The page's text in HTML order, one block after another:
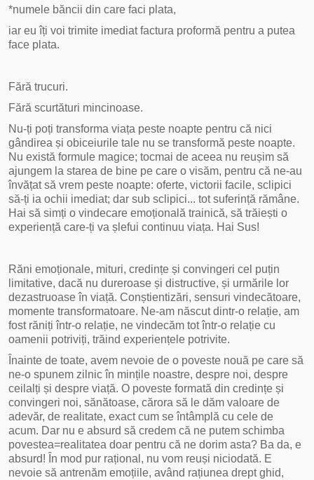
*numele băncii din care faci plata,
iar eu îți voi trimite imediat factura proformă pentru a putea
face plata.
Fără trucuri.
Fără scurtături mincinoase.
Nu-ți poți transforma viața peste noapte pentru că nici
gândirea și obiceiurile tale nu se transformă peste noapte.
Nu există formule magice; tocmai de aceea nu reușim să
ajungem la starea de bine pe care o visăm, pentru că ne-au
învățat să vrem peste noapte: oferte, victorii facile, sclipici
să-ți ia ochii imediat; dar sub sclipici... tot suferință rămâne.
Hai să simți o vindecare emoțională trainică, să trăiești o
experiență care-ți va șlefui continuu viața. Hai Sus!
Răni emoționale, mituri, credințe și convingeri cel puțin
limitative, dacă nu dureroase și distructive, și urmările lor
dezastruoase în viață. Conștientizări, sensuri vindecătoare,
momente transformatoare. Ne-am născut dintr-o relație, am
fost răniți într-o relație, ne vindecăm tot într-o relație cu
oamenii potriviți, trăind experiențele potrivite.
Înainte de toate, avem nevoie de o poveste nouă pe care să
ne-o spunem zilnic în mințile noastre, despre noi, despre
ceilalți și despre viață. O poveste formată din credințe și
convingeri noi, sănătoase, cărora să le dăm valoare de
adevăr, de realitate, exact cum se întâmplă cu cele de
acum. Dar nu e absurd să credem că ne putem schimba
povestea=realitatea doar pentru că ne dorim asta? Ba da, e
absurd! În mod pur rațional, nu vom reuși niciodată. E
nevoie să antrenăm emoțiile, având rațiunea drept ghid,